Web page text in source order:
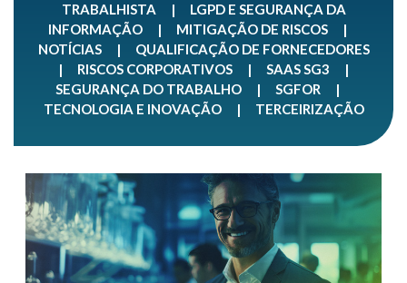
TRABALHISTA
|
LGPD E SEGURANÇA DA
INFORMAÇÃO
| MITIGAÇÃO DE RISCOS
|
NOTÍCIAS
|
QUALIFICAÇÃO DE FORNECEDORES
|
RISCOS CORPORATIVOS | SAAS SG3
|
SEGURANÇA DO TRABALHO
| SGFOR
|
TECNOLOGIA E INOVAÇÃO
| TERCEIRIZAÇÃO